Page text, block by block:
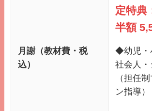
定特典
半額
月謝（教材費・税
込）
◆幼児・
社会人・
（担任
ン指導）